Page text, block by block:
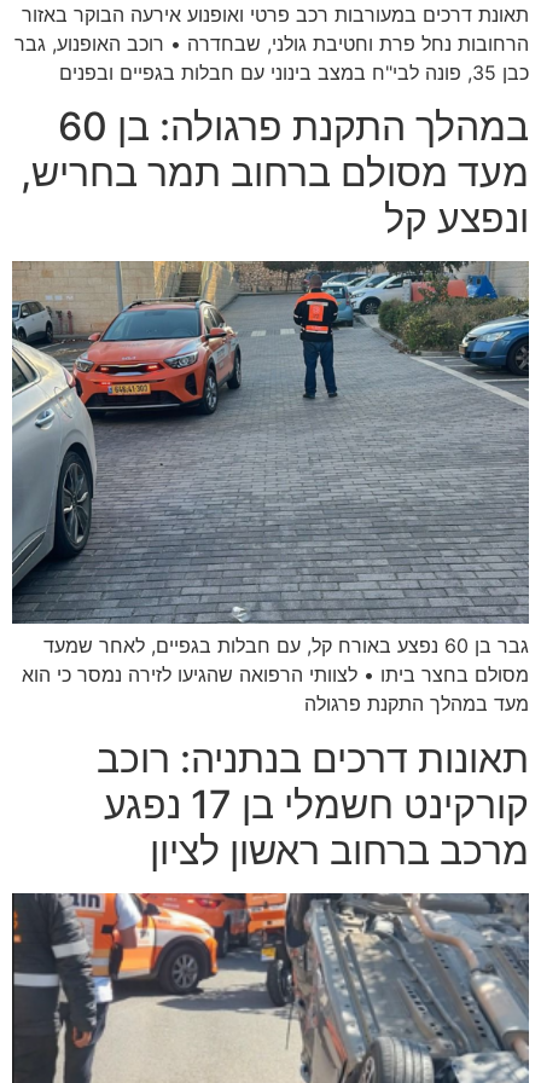
תאונת דרכים במעורבות רכב פרטי ואופנוע אירעה הבוקר באזור
הרחובות נחל פרת וחטיבת גולני, שבחדרה • רוכב האופנוע, גבר
כבן 35, פונה לבי"ח במצב בינוני עם חבלות בגפיים ובפנים
במהלך התקנת פרגולה: בן 60
מעד מסולם ברחוב תמר בחריש,
ונפצע קל
גבר בן 60 נפצע באורח קל, עם חבלות בגפיים, לאחר שמעד
מסולם בחצר ביתו • לצוותי הרפואה שהגיעו לזירה נמסר כי הוא
מעד במהלך התקנת פרגולה
תאונות דרכים בנתניה: רוכב
קורקינט חשמלי בן 17 נפגע
מרכב ברחוב ראשון לציון